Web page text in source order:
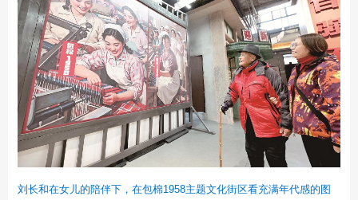
刘长和在女儿的陪伴下，在包棉1958主题文化街区看充满年代感的图